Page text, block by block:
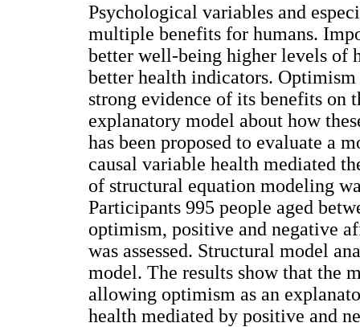
Psychological variables and
multiple benefits for humans.
better well-being higher levels of
better health indicators.
strong evidence of its benefits on
explanatory model about how
has been proposed to evaluate a
causal variable health mediated
of structural equation modeling
Participants 995 people aged
optimism, positive and negative
was assessed. Structural model
model. The results show that the
allowing optimism as an
health mediated by positive and